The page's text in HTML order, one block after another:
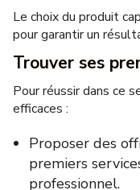
Le choix du produit
pour garantir un
Trouver ses
Pour réussir dans ce
efficaces :
Proposer des
premiers
professionnel.